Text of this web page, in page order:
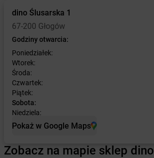
dino Ślusarska 1
67-200 Głogów
Godziny otwarcia:
Poniedziałek:
Wtorek:
Środa:
Czwartek:
Piątek:
Sobota:
Niedziela:
Pokaż w Google Maps
Zobacz na mapie sklep dino